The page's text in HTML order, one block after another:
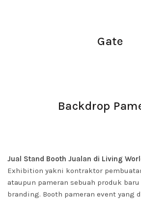
Gate
Backdrop
Jual Stand Booth Jualan di Living
Exhibition yakni kontraktor
ataupun pameran sebuah produk
branding. Booth pameran event yang